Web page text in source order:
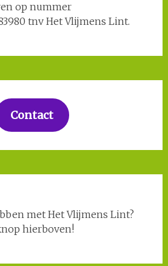
op nummer
tnv Het Vlijmens Lint.
Contact
met Het Vlijmens Lint?
hierboven!